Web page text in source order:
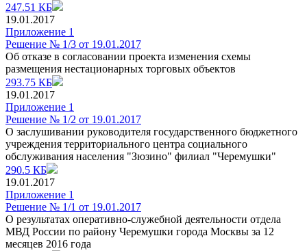
247.51 КБ
19.01.2017
Приложение 1
Решение № 1/3 от 19.01.2017
Об отказе в согласовании проекта изменения схемы
размещения нестационарных торговых объектов
293.75 КБ
19.01.2017
Приложение 1
Решение № 1/2 от 19.01.2017
О заслушивании руководителя государственного бюджетного
учреждения территориального центра социального
обслуживания населения "Зюзино" филиал "Черемушки"
290.5 КБ
19.01.2017
Приложение 1
Решение № 1/1 от 19.01.2017
О результатах оперативно-служебной деятельности отдела
МВД России по району Черемушки города Москвы за 12
месяцев 2016 года